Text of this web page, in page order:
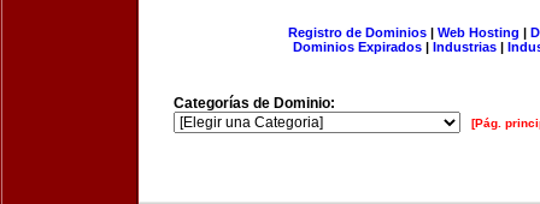
Registro de Dominios| Web Hosting |
Dominios Expirados | Industrias |
Categorías de Dominio:
[Pág.